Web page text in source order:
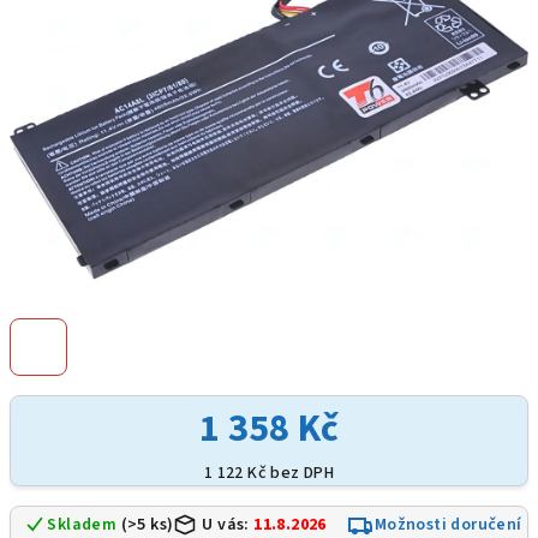
1 358 Kč
1 122 Kč bez DPH
Skladem (>5 ks) U vás: 11.8.2026 Možnosti doručení
hvězdiček.